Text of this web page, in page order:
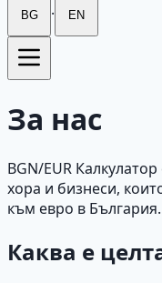
BG · EN
За нас
BGN/EUR
хора и бизнеси,
към евро в България.
Каква е